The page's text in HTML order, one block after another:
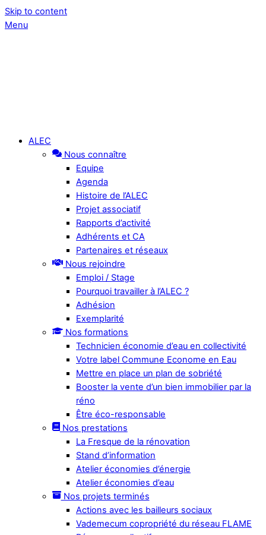
Skip to content
Menu
ALEC
Nous connaître
Equipe
Agenda
Histoire de l’ALEC
Projet associatif
Rapports d’activité
Adhérents et CA
Partenaires et réseaux
Nous rejoindre
Emploi / Stage
Pourquoi travailler à l’ALEC ?
Adhésion
Exemplarité
Nos formations
Technicien économie d’eau en collectivité
Votre label Commune Econome en Eau
Mettre en place un plan de sobriété
Booster la vente d’un bien immobilier par la
réno
Être éco-responsable
Nos prestations
La Fresque de la rénovation
Stand d’information
Atelier économies d’énergie
Atelier économies d’eau
Nos projets terminés
Actions avec les bailleurs sociaux
Vademecum copropriété du réseau FLAME